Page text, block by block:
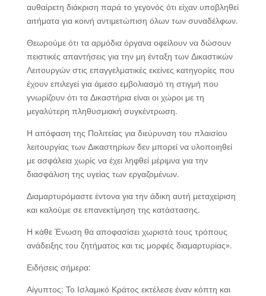
αυθαίρετη διάκριση παρά το γεγονός ότι είχαν υποβληθεί
αιτήματα για κοινή αντιμετώπιση όλων των συναδέλφων.
Θεωρούμε ότι τα αρμόδια όργανα οφείλουν να δώσουν
πειστικές απαντήσεις για την μη ένταξη των Δικαστικών
Λειτουργών στις επαγγελματικές εκείνες κατηγορίες που
έχουν επιλεγεί για άμεσο εμβολιασμό τη στιγμή που
γνωρίζουν ότι τα Δικαστήρια είναι οι χώροι με τη
μεγαλύτερη πληθυσμιακή συγκέντρωση.
Η απόφαση της Πολιτείας για διεύρυνση του πλαισίου
λειτουργίας των Δικαστηρίων δεν μπορεί να υλοποιηθεί
με ασφάλεια χωρίς να έχει ληφθεί μέριμνα για την
διασφάλιση της υγείας των εργαζομένων.
Διαμαρτυρόμαστε έντονα για την άδικη αυτή μεταχείριση
και καλούμε σε επανεκτίμηση της κατάστασης.
Η κάθε Ένωση θα αποφασίσει χωριστά τους τρόπους
ανάδειξης του ζητήματος και τις μορφές διαμαρτυρίας».
Ειδήσεις σήμερα:
Αίγυπτος: Το Ισλαμικό Κράτος εκτέλεσε έναν κόπτη και